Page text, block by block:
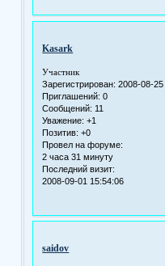
Kasark
Участник
Зарегистрирован: 2008-08-25
Приглашений: 0
Сообщений: 11
Уважение: +1
Позитив: +0
Провел на форуме:
2 часа 31 минуту
Последний визит:
2008-09-01 15:54:06
saidov